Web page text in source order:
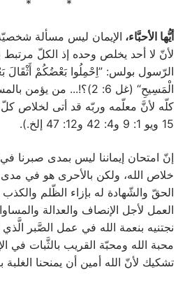
* *
أيُّها الأحبَّاء، الإيمان ليس مسألة
لأنّ لا أحد يخلص وحده إذ الكلّ مرتبط
الرّسول بولس: ”اِحْمِلُوا بَعْضُكُمْ أَثْقَالَ
الْمَسِيحِ“ (غل 6: 2)؟!... من
15 ويو 1: 9 و4: 42 و12: 47 إلخ.).
إنّ امتحان إيماننا ليس بمدى صبرنا
خلاص الله، ولكن بالأحرى هو في
الحقّ والشّهادة له بإزاء الظّلم والكذب
العمل لأجل الإنصاف والعدالة
نجتنيه بنعمة الله في عمل الصَّبر
محبة الله ومحبّة القريب بالثَّبات في
تشكيك لأنّ الله أمين أن يمنحنا الغلبة